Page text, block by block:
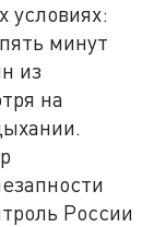
условиях:
минут
из
на
России